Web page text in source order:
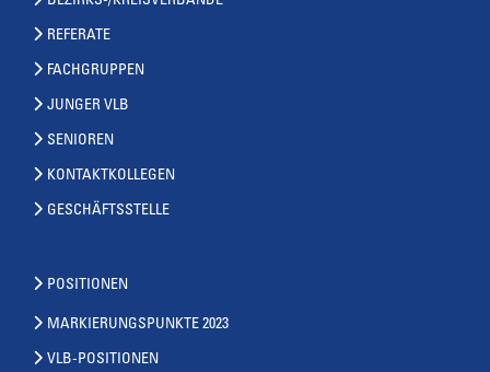
REFERATE
FACHGRUPPEN
JUNGER VLB
SENIOREN
KONTAKTKOLLEGEN
GESCHÄFTSSTELLE
POSITIONEN
MARKIERUNGSPUNKTE 2023
VLB-POSITIONEN